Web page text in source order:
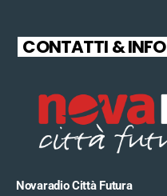
CONTATTI & INFO
Novaradio Città Futura